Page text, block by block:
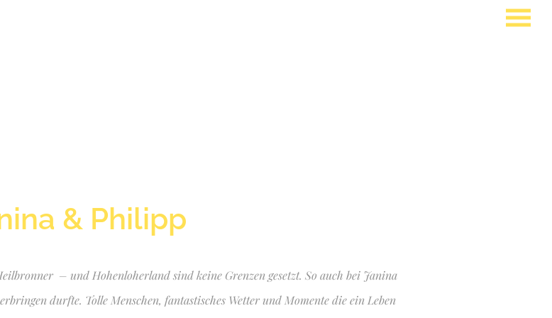
& Philipp
– und Hohenloherland sind keine Grenzen gesetzt. So auch bei Janina
durfte. Tolle Menschen, fantastisches Wetter und Momente die ein Leben